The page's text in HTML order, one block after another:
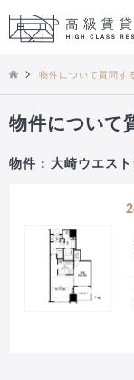
物件について質問す
物件について
物件 : 大崎ウエス